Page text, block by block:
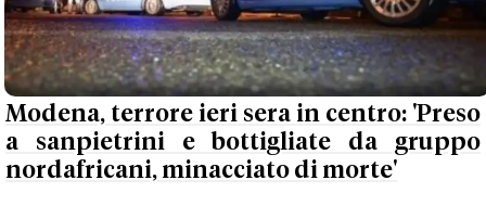
Modena, terrore ieri sera in centro: 'Preso
a sanpietrini e bottigliate da gruppo
nordafricani, minacciato di morte'